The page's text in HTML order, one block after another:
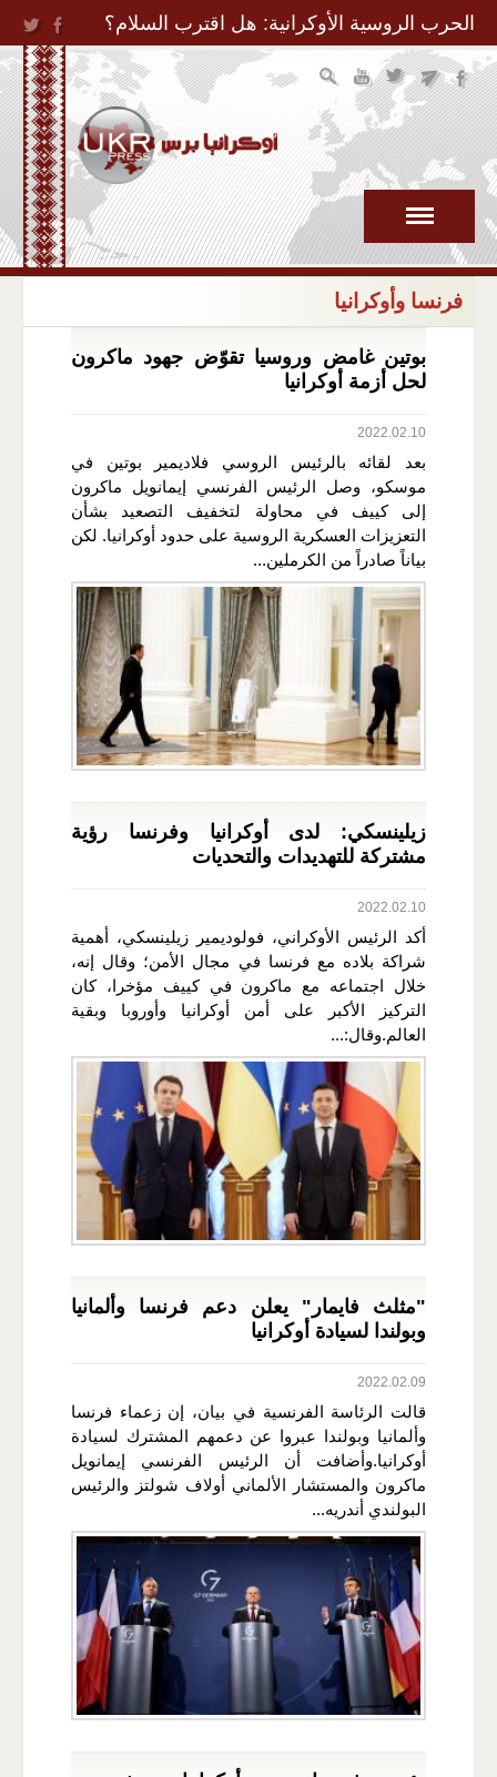
Jump to Navigation
الحرب الروسية الأوكرانية: هل اقترب السلام؟
فرنسا وأوكرانيا
بوتين غامض وروسيا تقوّض جهود ماكرون
لحل أزمة أوكرانيا
2022.02.10
بعد لقائه بالرئيس الروسي فلاديمير بوتين في
موسكو، وصل الرئيس الفرنسي إيمانويل ماكرون
إلى كييف في محاولة لتخفيف التصعيد بشأن
التعزيزات العسكرية الروسية على حدود أوكرانيا. لكن
بياناً صادراً من الكرملين...
زيلينسكي: لدى أوكرانيا وفرنسا رؤية
مشتركة للتهديدات والتحديات
2022.02.10
أكد الرئيس الأوكراني، فولوديمير زيلينسكي، أهمية
شراكة بلاده مع فرنسا في مجال الأمن؛ وقال إنه،
خلال اجتماعه مع ماكرون في كييف مؤخرا، كان
التركيز الأكبر على أمن أوكرانيا وأوروبا وبقية
العالم.وقال:...
"مثلث فايمار" يعلن دعم فرنسا وألمانيا
وبولندا لسيادة أوكرانيا
2022.02.09
قالت الرئاسة الفرنسية في بيان، إن زعماء فرنسا
وألمانيا وبولندا عبروا عن دعمهم المشترك لسيادة
أوكرانيا.وأضافت أن الرئيس الفرنسي إيمانويل
ماكرون والمستشار الألماني أولاف شولتز والرئيس
البولندي أندريه...